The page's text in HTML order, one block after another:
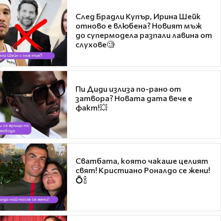
След Брадли Купър, Ирина Шейк
отново е влюбена? Новият мъж
до супермодела разпали лавина от
слухове🧐
Пи Диди излиза по-рано от
затвора? Новата дата вече е
факт!💥
Сватбата, която чакаше целият
свят! Кристиано Роналдо се жени!
💍🍾